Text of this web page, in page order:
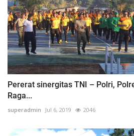
Pererat sinergitas TNI – Polri,
Raga...
superadmin Jul 6, 2019 2046